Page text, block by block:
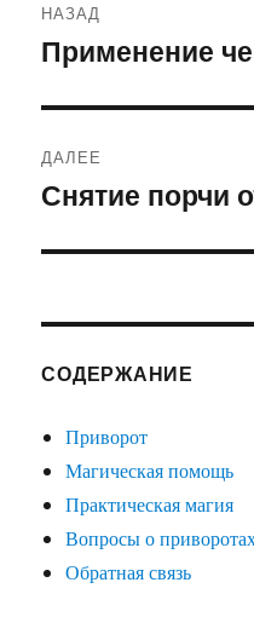
по
НАЗАД
Предыдущая
Применение
ДАЛЕЕ
Следующая
Снятие порчи
СОДЕРЖАНИЕ
Приворот
Магическая помощь
Практическая магия
Вопросы о
Обратная связь